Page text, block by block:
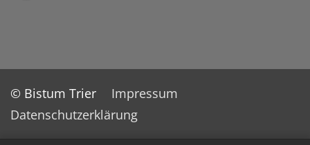
© Bistum Trier
Impressum
Datenschutzerklärung